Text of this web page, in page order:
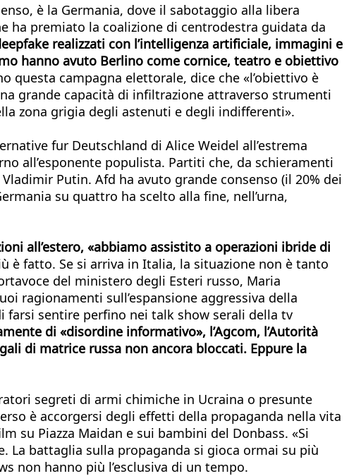
è la Germania, dove il sabotaggio alla libera
ha premiato la coalizione di centrodestra guidata da
realizzati con l’intelligenza artificiale, immagini e
hanno avuto Berlino come cornice, teatro e obiettivo
questa campagna elettorale, dice che «l’obiettivo è
grande capacità di infiltrazione attraverso strumenti
zona grigia degli astenuti e degli indifferenti».
fur Deutschland di Alice Weidel all’estrema
all’esponente populista. Partiti che, da schieramenti
Putin. Afd ha avuto grande consenso (il 20% dei
su quattro ha scelto alla fine, nell’urna,
all’estero, «abbiamo assistito a operazioni ibride di
fatto. Se si arriva in Italia, la situazione non è tanto
del ministero degli Esteri russo, Maria
ragionamenti sull’espansione aggressiva della
farsi sentire perfino nei talk show serali della tv
di «disordine informativo», l’Agcom, l’Autorità
di matrice russa non ancora bloccati. Eppure la
segreti di armi chimiche in Ucraina o presunte
è accorgersi degli effetti della propaganda nella vita
su Piazza Maidan e sui bambini del Donbass. «Si
battaglia sulla propaganda si gioca ormai su più
non hanno più l’esclusiva di un tempo.